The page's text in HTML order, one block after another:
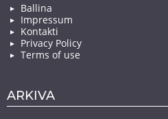
Ballina
Impressum
Kontakti
Privacy Policy
Terms of use
ARKIVA